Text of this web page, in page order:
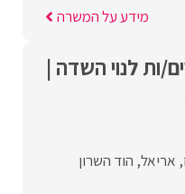
מידע על המשרה
ות לנוי השדה |
אריאל הוד השרון